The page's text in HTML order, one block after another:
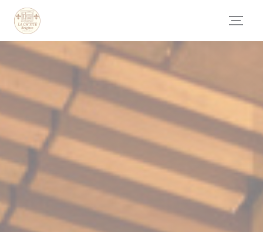
Cookies beheer paneel